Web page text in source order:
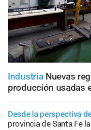
Industria Nuevas
producción usadas
Desde la perspectiva
provincia de Santa Fe